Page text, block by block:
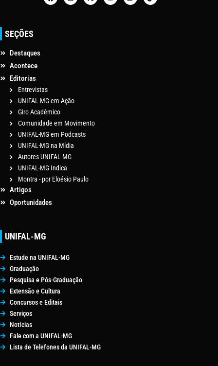
SEÇÕES
Destaques
Acontece
Editorias
Entrevistas
UNIFAL-MG em Ação
Giro Acadêmico
Comunidade em Movimento
UNIFAL-MG em Podcasts
UNIFAL-MG na Mídia
Autores UNIFAL-MG
UNIFAL-MG Indica
Montra - por Eloésio Paulo
Artigos
Oportunidades
UNIFAL-MG
Estude na UNIFAL-MG
Graduação
Pesquisa e Pós-Graduação
Extensão e Cultura
Concursos e Editais
Serviços
Notícias
Fale com a UNIFAL-MG
Lista de Telefones da UNIFAL-MG